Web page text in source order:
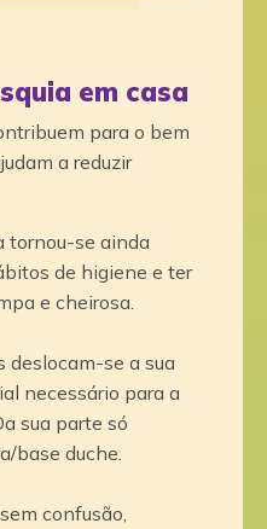
em casa
para o bem
a reduzir
tornou-se ainda
de higiene e ter
e cheirosa.
deslocam-se a sua
necessário para a
sua parte só
base duche.
confusão,